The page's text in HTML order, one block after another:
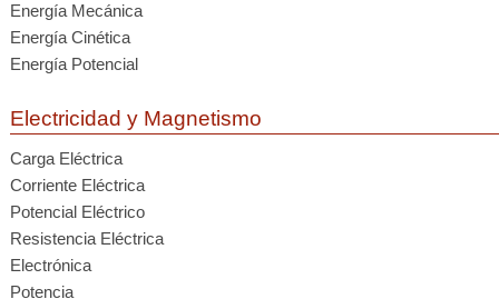
Energía Mecánica
Energía Cinética
Energía Potencial
Electricidad y Magnetismo
Carga Eléctrica
Corriente Eléctrica
Potencial Eléctrico
Resistencia Eléctrica
Electrónica
Potencia